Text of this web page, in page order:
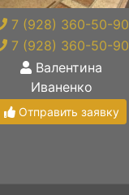
7 (928) 360-50-90
7 (928) 360-50-90
Валентина
Иваненко
Отправить заявку